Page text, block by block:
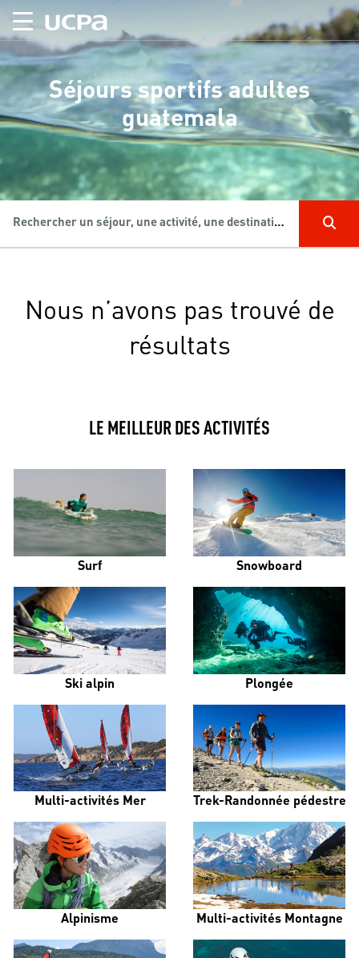
Séjours sportifs adultes
guatemala
Rechercher un séjour, une activité, une destination...
Nous n’avons pas trouvé de
résultats
LE MEILLEUR DES ACTIVITÉS
Surf Snowboard
Ski alpin Plongée
Multi-activités Mer Trek-Randonnée pédestre
Alpinisme Multi-activités Montagne